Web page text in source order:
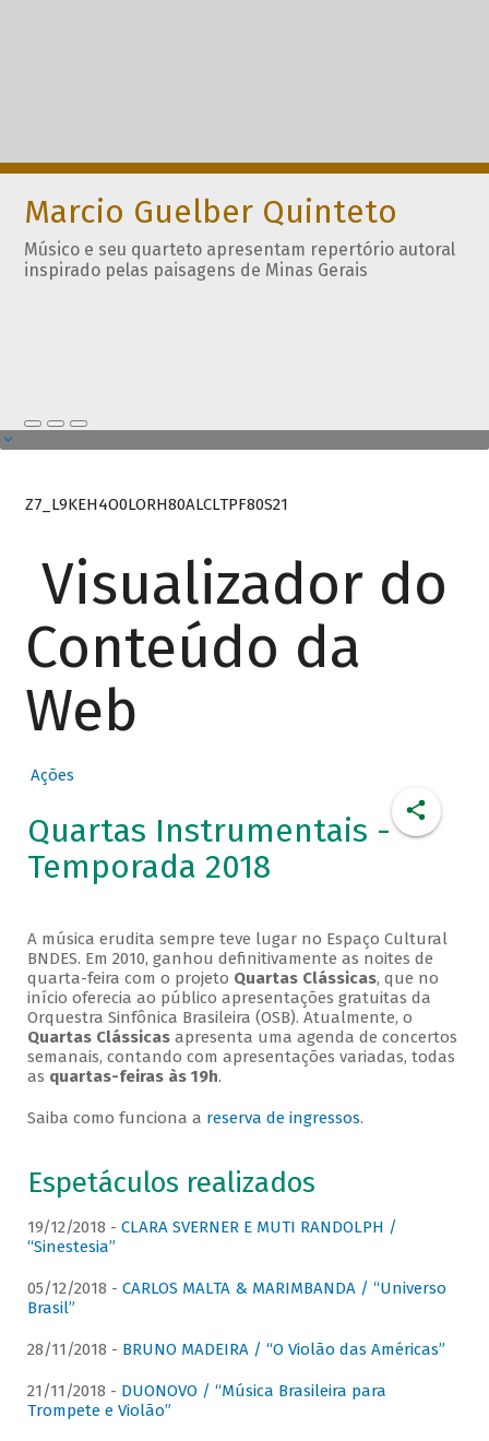
Marcio Guelber Quinteto
Músico e seu quarteto apresentam repertório autoral
inspirado pelas paisagens de Minas Gerais
Z7_L9KEH4O0LORH80ALCLTPF80S21
Visualizador do
Conteúdo da
Web
Ações
Quartas Instrumentais -
Temporada 2018
A música erudita sempre teve lugar no Espaço Cultural
BNDES. Em 2010, ganhou definitivamente as noites de
quarta-feira com o projeto Quartas Clássicas, que no
início oferecia ao público apresentações gratuitas da
Orquestra Sinfônica Brasileira (OSB). Atualmente, o
Quartas Clássicasapresenta uma agenda de concertos
semanais, contando com apresentações variadas, todas
as quartas-feiras às 19h.
Saiba como funciona a reserva de ingressos.
Espetáculos realizados
19/12/2018 - CLARA SVERNER E MUTI RANDOLPH /
“Sinestesia”
05/12/2018 - CARLOS MALTA & MARIMBANDA / “Universo
Brasil”
28/11/2018 - BRUNO MADEIRA / “O Violão das Américas”
21/11/2018 - DUONOVO / “Música Brasileira para
Trompete e Violão”